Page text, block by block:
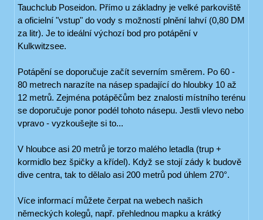
Tauchclub Poseidon. Přímo u základny je velké parkoviště
a oficielní "vstup" do vody s možností plnění lahví (0,80 DM
za litr). Je to ideální výchozí bod pro potápění v
Kulkwitzsee.
Potápění se doporučuje začít severním směrem. Po 60 -
80 metrech narazíte na násep spadající do hloubky 10 až
12 metrů. Zejména potápěčům bez znalosti místního terénu
se doporučuje ponor podél tohoto násepu. Jestli vlevo nebo
vpravo - vyzkoušejte si to...
V hloubce asi 20 metrů je torzo malého letadla (trup +
kormidlo bez špičky a křídel). Když se stojí zády k budově
dive centra, tak to dělalo asi 200 metrů pod úhlem 270°.
Více informací můžete čerpat na webech našich
německých kolegů, např. přehlednou mapku a krátký